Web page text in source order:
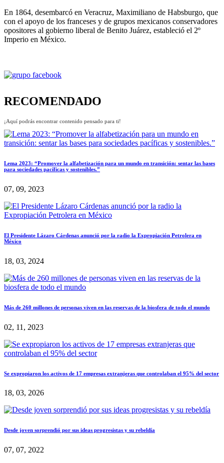
En 1864, desembarcó en Veracruz, Maximiliano de Habsburgo, que
con el apoyo de los franceses y de grupos mexicanos conservadores
opositores al gobierno liberal de Benito Juárez, estableció el 2º
Imperio en México.
RECOMENDADO
¡Aquí podrás encontrar contenido pensado para ti!
Lema 2023: “Promover la alfabetización para un mundo en transición: sentar las bases
para sociedades pacíficas y sostenibles.”
07, 09, 2023
El Presidente Lázaro Cárdenas anunció por la radio la Expropiación Petrolera en
México
18, 03, 2024
Más de 260 millones de personas viven en las reservas de la biosfera de todo el mundo
02, 11, 2023
Se expropiaron los activos de 17 empresas extranjeras que controlaban el 95% del sector
18, 03, 2026
Desde joven sorprendió por sus ideas progresistas y su rebeldía
07, 07, 2022